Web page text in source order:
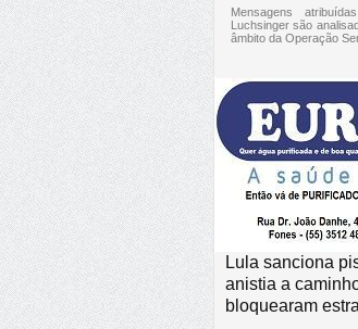
Mensagens
Luchsinger são
âmbito da Operação
Lula sanciona
anistia a
bloquearam